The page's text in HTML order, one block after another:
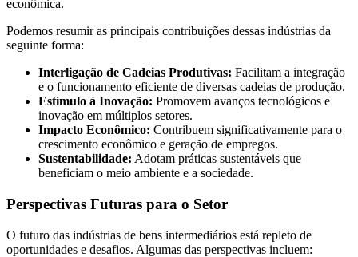
econômica.
Podemos resumir as principais contribuições dessas indústrias da
seguinte forma:
Interligação de Cadeias Produtivas: Facilitam a integração
e o funcionamento eficiente de diversas cadeias de produção.
Estímulo à Inovação: Promovem avanços tecnológicos e
inovação em múltiplos setores.
Impacto Econômico: Contribuem significativamente para o
crescimento econômico e geração de empregos.
Sustentabilidade: Adotam práticas sustentáveis que
beneficiam o meio ambiente e a sociedade.
Perspectivas Futuras para o Setor
O futuro das indústrias de bens intermediários está repleto de
oportunidades e desafios. Algumas das perspectivas incluem: